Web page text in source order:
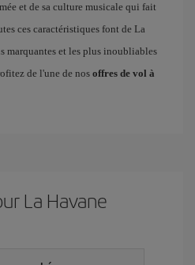
et de sa culture musicale qui fait
ces caractéristiques font de La
marquantes et les plus inoubliables
de l'une de nos offres de vol à
La Havane